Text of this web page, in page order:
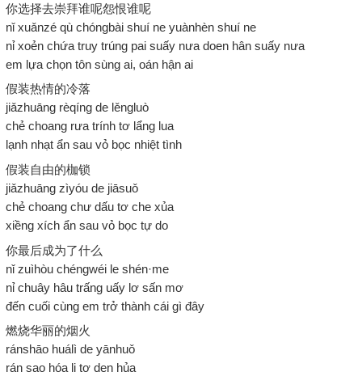
你选择去崇拜谁呢怨恨谁呢
nǐ xuǎnzé qù chóngbài shuí ne yuànhèn shuí ne
nỉ xoẻn chứa truy trúng pai suấy nưa doen hân suấy nưa
em lựa chọn tôn sùng ai, oán hận ai
假装热情的冷落
jiǎzhuāng rèqíng de lěngluò
chẻ choang rưa trính tơ lẩng lua
lạnh nhạt ẩn sau vỏ bọc nhiệt tình
假装自由的枷锁
jiǎzhuāng zìyóu de jiāsuǒ
chẻ choang chư dấu tơ che xủa
xiềng xích ẩn sau vỏ bọc tự do
你最后成为了什么
nǐ zuìhòu chéngwéi le shén·me
nỉ chuây hâu trấng uấy lơ sấn mơ
đến cuối cùng em trở thành cái gì đây
燃烧华丽的烟火
ránshāo huálì de yānhuǒ
rán sao hóa li tơ den hủa